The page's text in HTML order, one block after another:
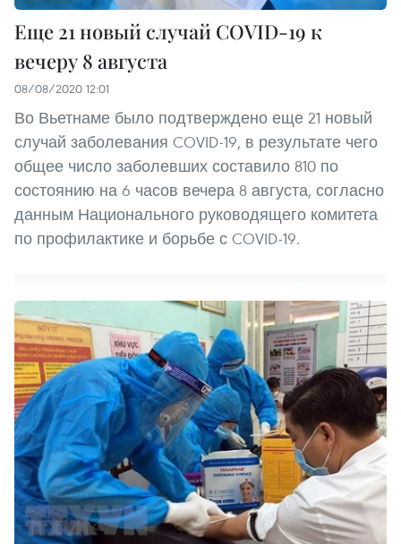
Еще 21 новый случай COVID-19 к
вечеру 8 августа
08/08/2020 12:01
Во Вьетнаме было подтверждено еще 21 новый
случай заболевания COVID-19, в результате чего
общее число заболевших составило 810 по
состоянию на 6 часов вечера 8 августа, согласно
данным Национального руководящего комитета
по профилактике и борьбе с COVID-19.